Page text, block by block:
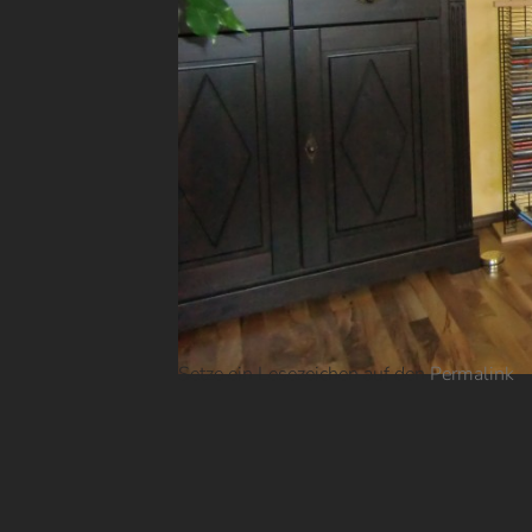
Setze ein Lesezeichen auf denPermalink.